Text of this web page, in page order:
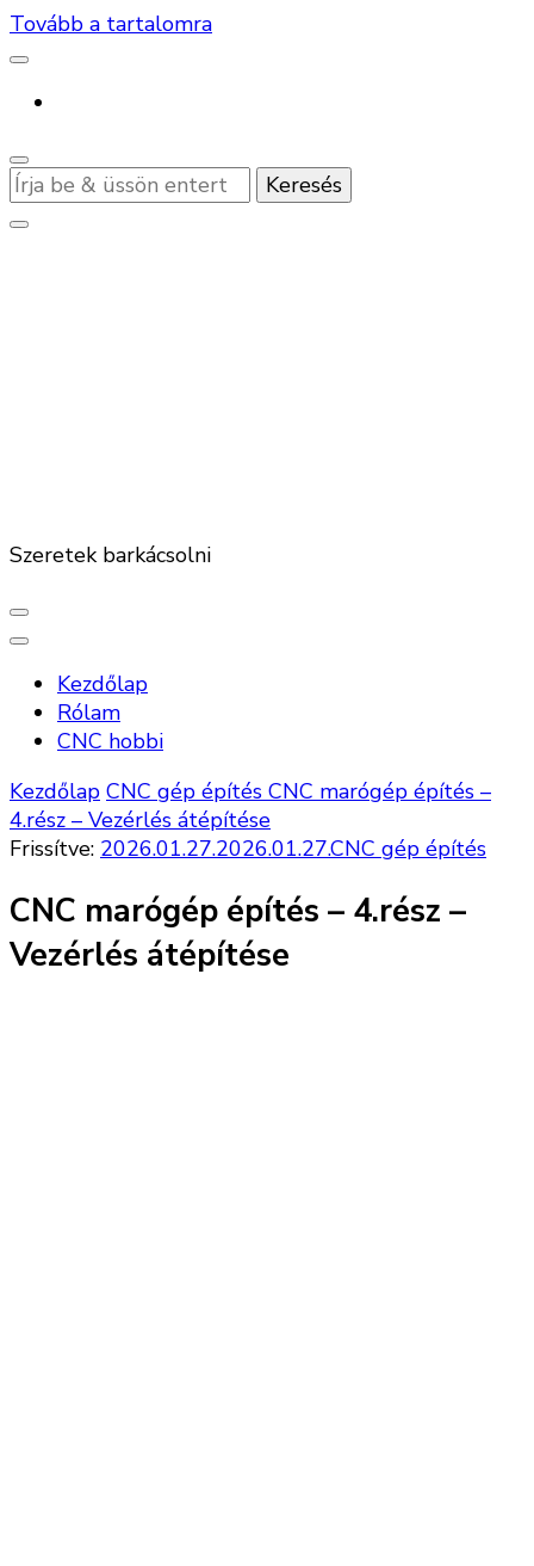
Tovább a tartalomra
Keres
valamit?
Szeretek barkácsolni
Kezdőlap
Rólam
CNC hobbi
Kezdőlap CNC gép építés CNC marógép építés –
4.rész – Vezérlés átépítése
Frissítve: 2026.01.27.2026.01.27.CNC gép építés
CNC marógép építés – 4.rész –
Vezérlés átépítése